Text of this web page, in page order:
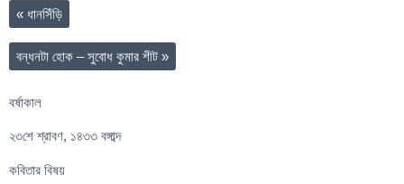
« ধানসিঁড়ি
বন্ধনটা হোক – সুবোধ কুমার শীট »
বর্ষাকাল
২৩শে শ্রাবণ, ১৪৩৩ বঙ্গাব্দ
কবিতার বিষয়